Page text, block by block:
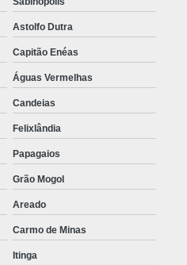
Astolfo Dutra
Capitão Enéas
Águas Vermelhas
Candeias
Felixlândia
Papagaios
Grão Mogol
Areado
Carmo de Minas
Itinga